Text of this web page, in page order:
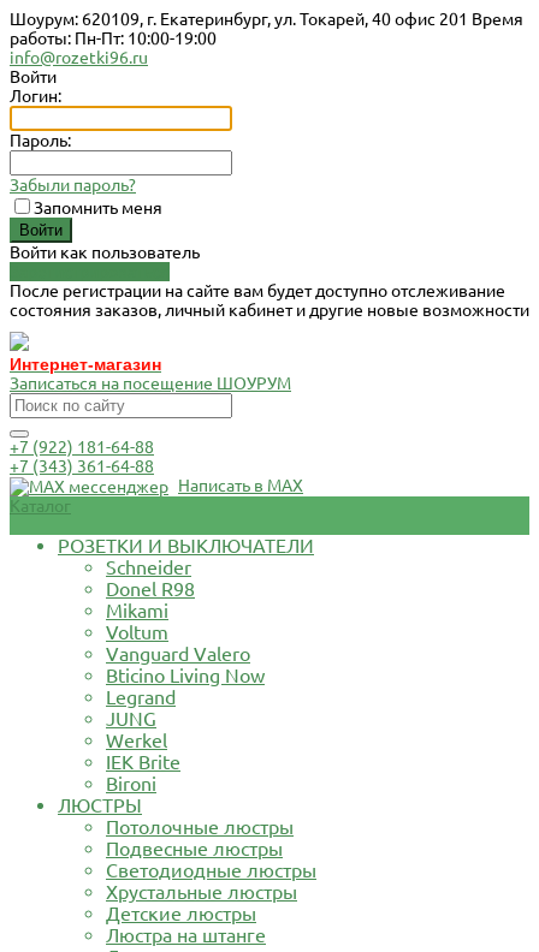
Шоурум: 620109, г. Екатеринбург, ул. Токарей, 40 офис 201 Время
работы: Пн-Пт: 10:00-19:00
info@rozetki96.ru
Войти
Логин:
Пароль:
Забыли пароль?
Запомнить меня
Войти как пользователь
После регистрации на сайте вам будет доступно отслеживание
состояния заказов, личный кабинет и другие новые возможности
Интернет-магазин
Записаться на посещение ШОУРУМ
+7 (922) 181-64-88
+7 (343) 361-64-88
Написать в MAX
Каталог
РОЗЕТКИ И ВЫКЛЮЧАТЕЛИ
Schneider
Donel R98
Mikami
Voltum
Vanguard Valero
Bticino Living Now
Legrand
JUNG
Werkel
IEK Brite
Bironi
ЛЮСТРЫ
Потолочные люстры
Подвесные люстры
Светодиодные люстры
Хрустальные люстры
Детские люстры
Люстра на штанге